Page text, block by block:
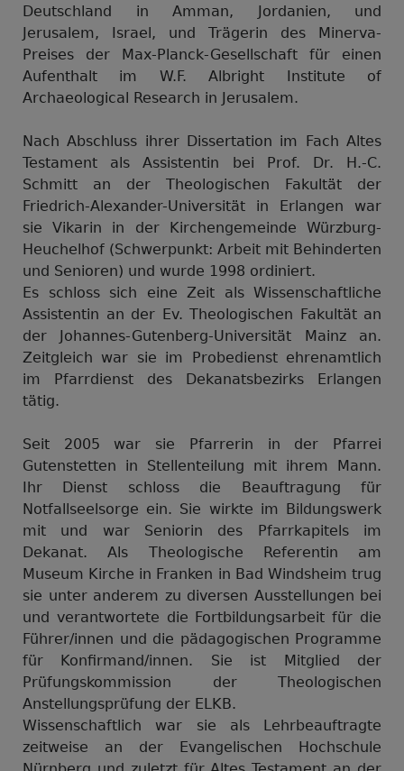
Deutschland in Amman, Jordanien, und
Jerusalem, Israel, und Trägerin des Minerva-
Preises der Max-Planck-Gesellschaft für einen
Aufenthalt im W.F. Albright Institute of
Archaeological Research in Jerusalem.
Nach Abschluss ihrer Dissertation im Fach Altes
Testament als Assistentin bei Prof. Dr. H.-C.
Schmitt an der Theologischen Fakultät der
Friedrich-Alexander-Universität in Erlangen war
sie Vikarin in der Kirchengemeinde Würzburg-
Heuchelhof (Schwerpunkt: Arbeit mit Behinderten
und Senioren) und wurde 1998 ordiniert.
Es schloss sich eine Zeit als Wissenschaftliche
Assistentin an der Ev. Theologischen Fakultät an
der Johannes-Gutenberg-Universität Mainz an.
Zeitgleich war sie im Probedienst ehrenamtlich
im Pfarrdienst des Dekanatsbezirks Erlangen
tätig.
Seit 2005 war sie Pfarrerin in der Pfarrei
Gutenstetten in Stellenteilung mit ihrem Mann.
Ihr Dienst schloss die Beauftragung für
Notfallseelsorge ein. Sie wirkte im Bildungswerk
mit und war Seniorin des Pfarrkapitels im
Dekanat. Als Theologische Referentin am
Museum Kirche in Franken in Bad Windsheim trug
sie unter anderem zu diversen Ausstellungen bei
und verantwortete die Fortbildungsarbeit für die
Führer/innen und die pädagogischen Programme
für Konfirmand/innen. Sie ist Mitglied der
Prüfungskommission der Theologischen
Anstellungsprüfung der ELKB.
Wissenschaftlich war sie als Lehrbeauftragte
zeitweise an der Evangelischen Hochschule